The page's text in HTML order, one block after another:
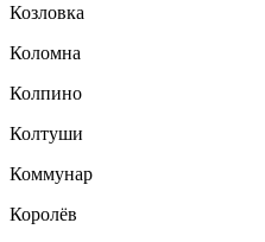
Козловка
Коломна
Колпино
Колтуши
Коммунар
Королёв